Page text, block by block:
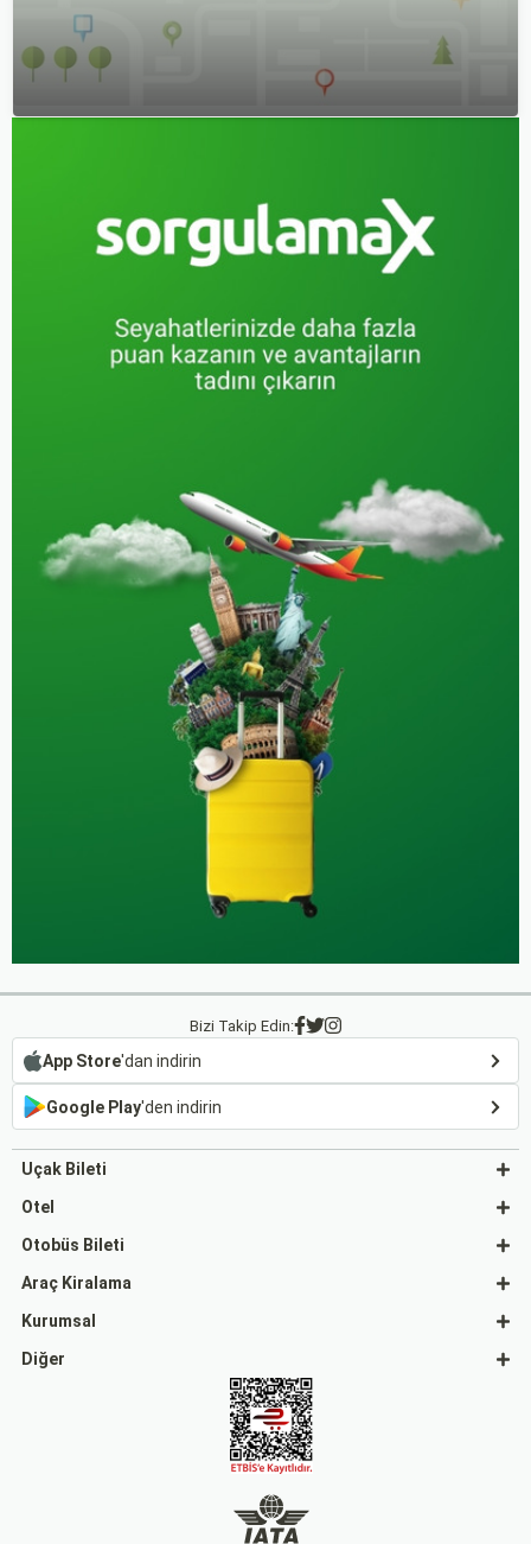
Bizi Takip Edin:
App Store'dan indirin
Google Play'den indirin
Uçak Bileti
Otel
Otobüs Bileti
Araç Kiralama
Kurumsal
Diğer